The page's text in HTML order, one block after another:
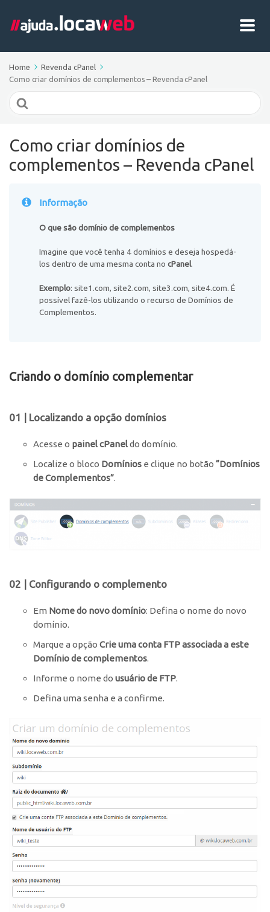
Home
Revenda cPanel
Como criar domínios de complementos – Revenda cPanel
Search
For
Como criar domínios de
complementos – Revenda cPanel
Informação
O que são domínio de complementos
Imagine que você tenha 4 domínios e deseja hospedá-
los dentro de uma mesma conta no cPanel.
Exemplo: site1.com, site2.com, site3.com, site4.com. É
possível fazê-los utilizando o recurso de Domínios de
Complementos.
Criando o domínio complementar
01 | Localizando a opção domínios
Acesse o painel cPaneldo domínio.
Localize o bloco Domínios e clique no botão “Domínios
de Complementos”.
02 | Configurando o complemento
Em Nome do novo domínio: Defina o nome do novo
domínio.
Marque a opção Crie uma conta FTP associada a este
Domínio de complementos.
Informe o nome do usuário de FTP.
Defina uma senha e a confirme.